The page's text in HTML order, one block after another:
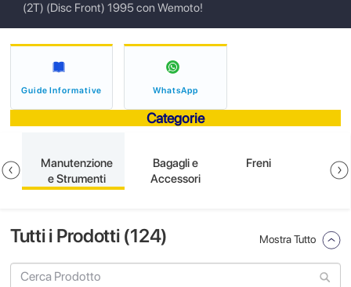
(2T) (Disc Front) 1995 con Wemoto!
Guide Informative WhatsApp
Categorie
Manutenzione
e Strumenti
Bagagli e
Accessori
Freni
Tutti i Prodotti (124) Mostra Tutto